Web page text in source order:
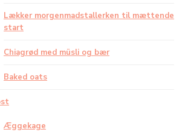
Lækker morgenmadstallerken til mættende
start
Chiagrød med müsli og bær
Baked oats
Æggekage